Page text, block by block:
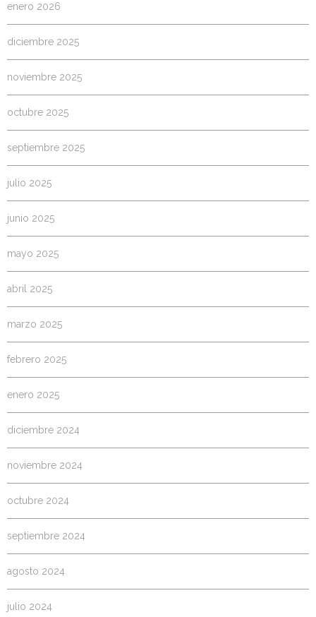
enero 2026
diciembre 2025
noviembre 2025
octubre 2025
septiembre 2025
julio 2025
junio 2025
mayo 2025
abril 2025
marzo 2025
febrero 2025
enero 2025
diciembre 2024
noviembre 2024
octubre 2024
septiembre 2024
agosto 2024
julio 2024